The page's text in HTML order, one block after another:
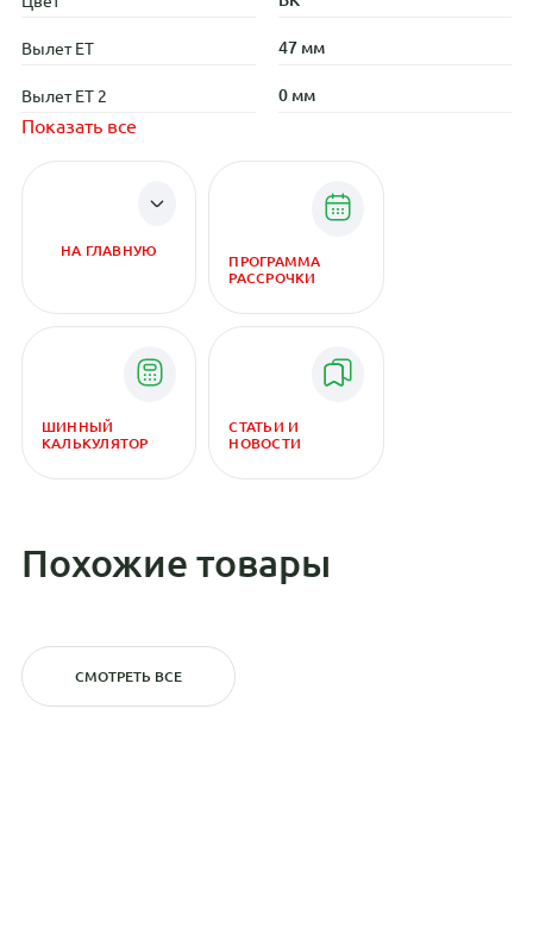
Вылет ET 47 мм
Вылет ET 2 0 мм
Показать все
НА ГЛАВНУЮ
ПРОГРАММА
РАССРОЧКИ
ШИННЫЙ
КАЛЬКУЛЯТОР
СТАТЬИ И
НОВОСТИ
Похожие товары
СМОТРЕТЬ ВСЕ